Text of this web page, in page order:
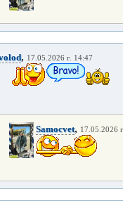
, 17.05.2026 г. 14:47
Samocvet, 17.05.2026